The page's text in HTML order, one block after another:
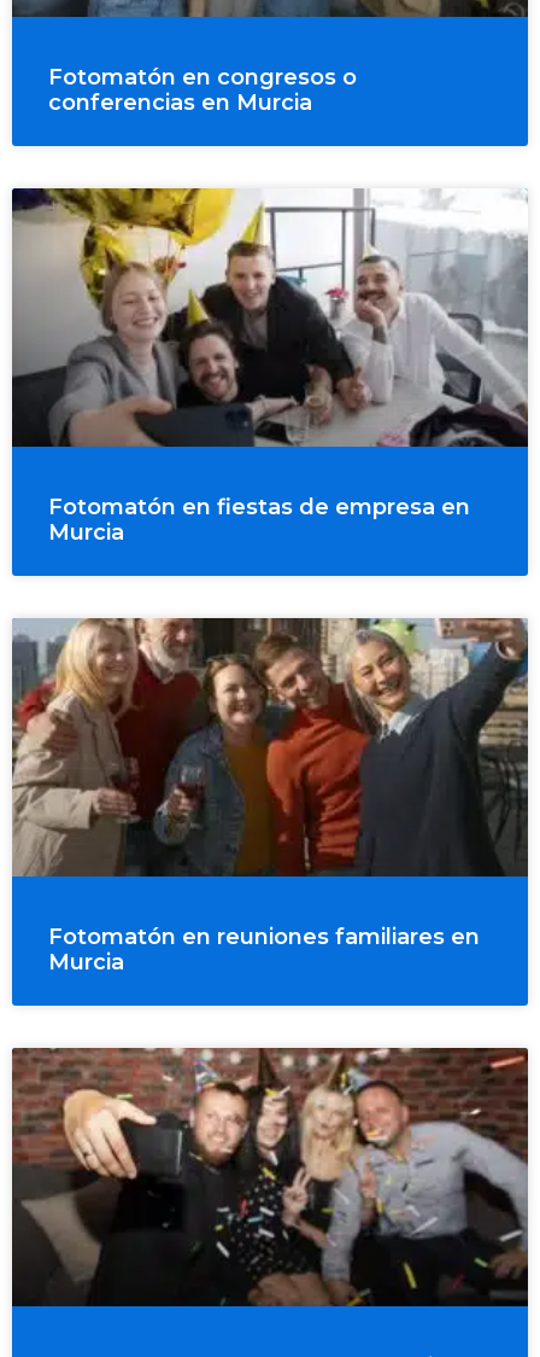
Fotomatón en congresos o
conferencias en Murcia
Fotomatón en fiestas de empresa en
Murcia
Fotomatón en reuniones familiares en
Murcia